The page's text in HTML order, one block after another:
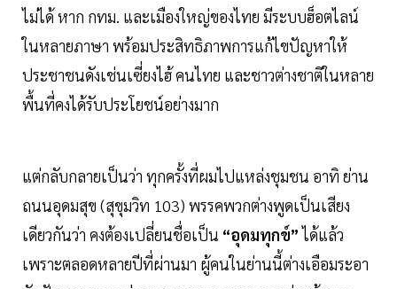
ไม่ได้ หาก กทม. และเมืองใหญ่ของไทย มีระบบฮ็อตไลน์
ในหลายภาษา พร้อมประสิทธิภาพการแก้ไขปัญหาให้
ประชาชนดังเช่นเซี่ยงไฮ้ คนไทย และชาวต่างชาติในหลาย
พื้นที่คงได้รับประโยชน์อย่างมาก
แต่กลับกลายเป็นว่า ทุกครั้งที่ผมไปแหล่งชุมชน อาทิ ย่าน
ถนนอุดมสุข (สุขุมวิท 103) พรรคพวกต่างพูดเป็นเสียง
เดียวกันว่า คงต้องเปลี่ยนชื่อเป็น “อุดมทุกข์”ได้แล้ว
เพราะตลอดหลายปีที่ผ่านมา ผู้คนในย่านนี้ต่างเอือมระอา